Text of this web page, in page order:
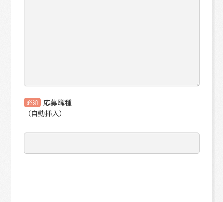
必須 応募職種
（自動挿入）